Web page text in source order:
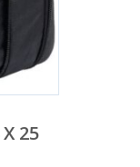
25